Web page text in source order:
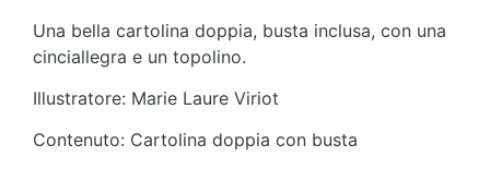
Una bella cartolina doppia, busta inclusa, con una
cinciallegra e un topolino.
Illustratore: Marie Laure Viriot
Contenuto: Cartolina doppia con busta